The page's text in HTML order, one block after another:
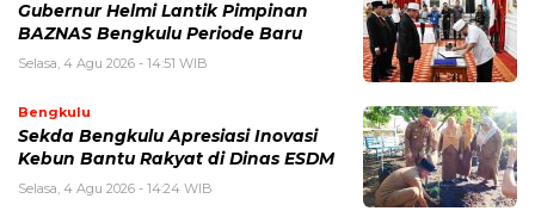
Gubernur Helmi Lantik Pimpinan
BAZNAS Bengkulu Periode Baru
Selasa, 4 Agu 2026 - 14:51 WIB
Bengkulu
Sekda Bengkulu Apresiasi Inovasi
Kebun Bantu Rakyat di Dinas ESDM
Selasa, 4 Agu 2026 - 14:24 WIB